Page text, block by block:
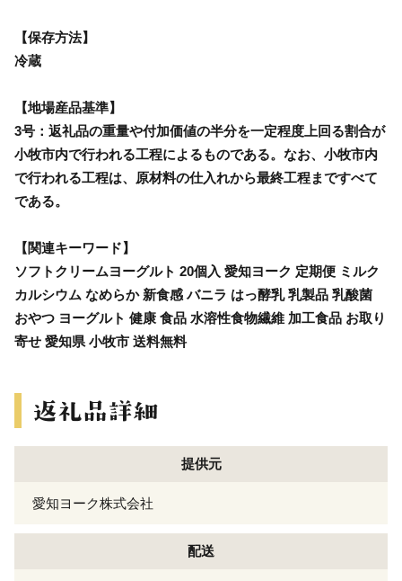
【保存方法】
冷蔵
【地場産品基準】
3号：返礼品の重量や付加価値の半分を一定程度上回る割合が
小牧市内で行われる工程によるものである。なお、小牧市内
で行われる工程は、原材料の仕入れから最終工程まですべて
である。
【関連キーワード】
ソフトクリームヨーグルト 20個入 愛知ヨーク 定期便 ミルク
カルシウム なめらか 新食感 バニラ はっ酵乳 乳製品 乳酸菌
おやつ ヨーグルト 健康 食品 水溶性食物繊維 加工食品 お取り
寄せ 愛知県 小牧市 送料無料
提供元
愛知ヨーク株式会社
配送